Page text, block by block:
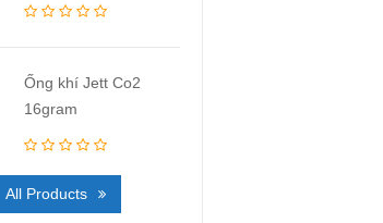
Ống khí Jett Co2
16gram
All Products